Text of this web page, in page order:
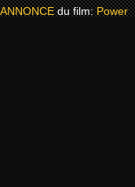
du film: Power